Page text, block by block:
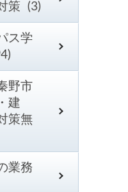
策 (3)
ス学
野市
建
策無
業務